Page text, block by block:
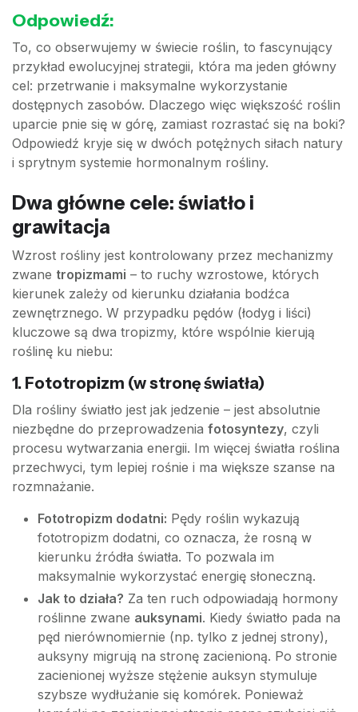
Odpowiedź:
To, co obserwujemy w świecie roślin, to fascynujący
przykład ewolucyjnej strategii, która ma jeden główny
cel: przetrwanie i maksymalne wykorzystanie
dostępnych zasobów. Dlaczego więc większość roślin
uparcie pnie się w górę, zamiast rozrastać się na boki?
Odpowiedź kryje się w dwóch potężnych siłach natury
i sprytnym systemie hormonalnym rośliny.
Dwa główne cele: światło i
grawitacja
Wzrost rośliny jest kontrolowany przez mechanizmy
zwane tropizmami – to ruchy wzrostowe, których
kierunek zależy od kierunku działania bodźca
zewnętrznego. W przypadku pędów (łodyg i liści)
kluczowe są dwa tropizmy, które wspólnie kierują
roślinę ku niebu:
1. Fototropizm (w stronę światła)
Dla rośliny światło jest jak jedzenie – jest absolutnie
niezbędne do przeprowadzenia fotosyntezy, czyli
procesu wytwarzania energii. Im więcej światła roślina
przechwyci, tym lepiej rośnie i ma większe szanse na
rozmnażanie.
Fototropizm dodatni: Pędy roślin wykazują
fototropizm dodatni, co oznacza, że rosną w
kierunku źródła światła. To pozwala im
maksymalnie wykorzystać energię słoneczną.
Jak to działa? Za ten ruch odpowiadają hormony
roślinne zwane auksynami. Kiedy światło pada na
pęd nierównomiernie (np. tylko z jednej strony),
auksyny migrują na stronę zacienioną. Po stronie
zacienionej wyższe stężenie auksyn stymuluje
szybsze wydłużanie się komórek. Ponieważ